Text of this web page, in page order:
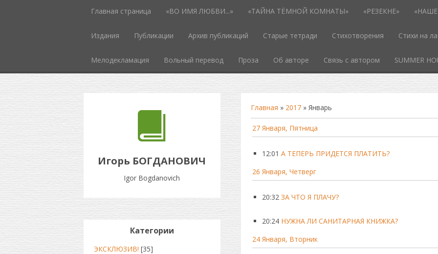
Главная страница «ВО ИМЯ ЛЮБВИ...» «ТАЙНА ТЁМНОЙ КОМНАТЫ» «РЕЗЕКНЕ»
Издания Публикации Архив публикаций Старые тетради Стихотворения Стихи на
Мелодекламация Вольный перевод Проза Об авторе Связь с автором SUMMER
Игорь БОГДАНОВИЧ
Igor Bogdanovich
Главная » 2017 » Январь
27 Января, Пятница
12:01 А ТЕПЕРЬ ПРИДЕТСЯ ПЛАТИТЬ?
26 Января, Четверг
20:32 ЗА ЧТО Я ПЛАЧУ?
20:24 НУЖНА ЛИ САНИТАРНАЯ КНИЖКА?
24 Января, Вторник
Категории
ЭКСКЛЮЗИВ! [35]